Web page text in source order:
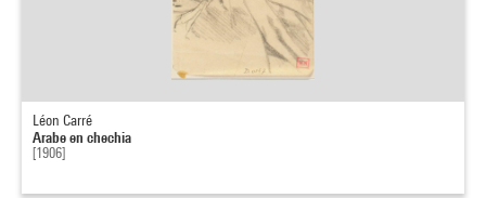
Léon Carré
Arabe en chechia
[1906]